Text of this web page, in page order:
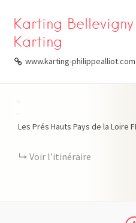
Karting
Karting
www.karting-philippealliot.com
Les Prés Hauts Pays de la Loire
Voir l'itinéraire